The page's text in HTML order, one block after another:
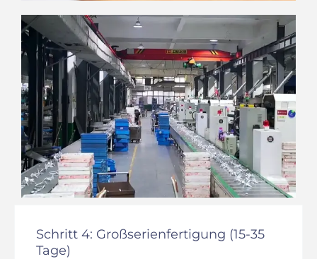
Schritt 4: Großserienfertigung (15-35
Tage)